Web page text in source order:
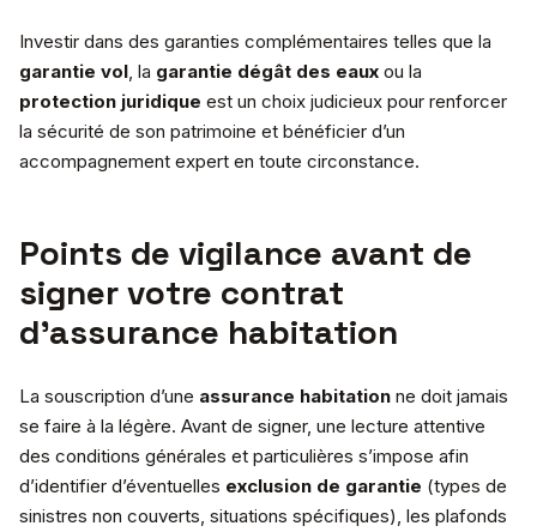
Investir dans des garanties complémentaires telles que la
garantie vol , la garantie dégât des eaux ou la
protection juridique est un choix judicieux pour renforcer
la sécurité de son patrimoine et bénéficier d’un
accompagnement expert en toute circonstance.
Points de vigilance avant de
signer votre contrat
d’assurance habitation
La souscription d’une assurance habitation ne doit jamais
se faire à la légère. Avant de signer, une lecture attentive
des conditions générales et particulières s’impose afin
d’identifier d’éventuelles exclusion de garantie (types de
sinistres non couverts, situations spécifiques), les plafonds